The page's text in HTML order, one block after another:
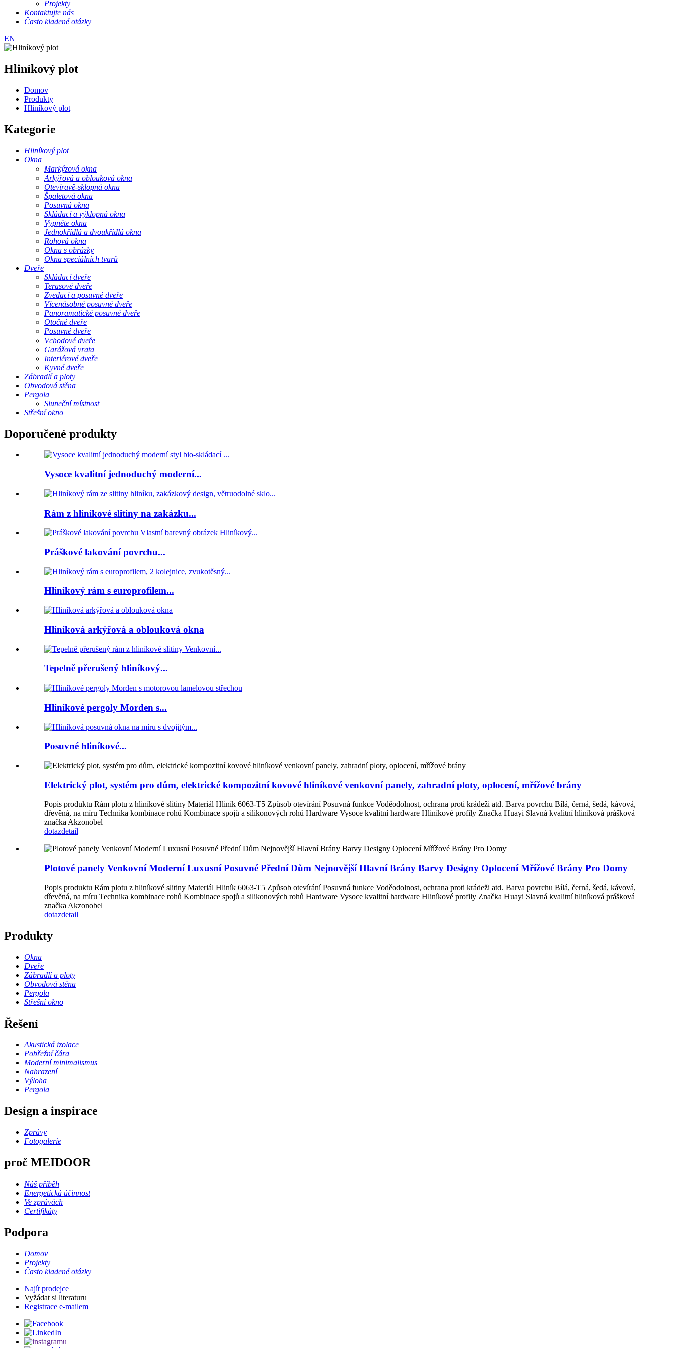
Projekty
Kontaktujte nás
Často kladené otázky
EN
Hliníkový plot
Domov
Produkty
Hliníkový plot
Kategorie
Hliníkový plot
Okna
Markýzová okna
Arkýřová a oblouková okna
Otevíravě-sklopná okna
Špaletová okna
Posuvná okna
Skládací a výklopná okna
Vypněte okna
Jednokřídlá a dvoukřídlá okna
Rohová okna
Okna s obrázky
Okna speciálních tvarů
Dveře
Skládací dveře
Terasové dveře
Zvedací a posuvné dveře
Vícenásobné posuvné dveře
Panoramatické posuvné dveře
Otočné dveře
Posuvné dveře
Vchodové dveře
Garážová vrata
Interiérové ​​dveře
Kyvné dveře
Zábradlí a ploty
Obvodová stěna
Pergola
Sluneční místnost
Střešní okno
Doporučené produkty
Vysoce kvalitní jednoduchý moderní...
Rám z hliníkové slitiny na zakázku...
Práškové lakování povrchu...
Hliníkový rám s europrofilem...
Hliníková arkýřová a oblouková okna
Tepelně přerušený hliníkový...
Hliníkové pergoly Morden s...
Posuvné hliníkové...
Elektrický plot, systém pro dům, elektrické kompozitní kovové hliníkové venkovní panely, zahradní ploty, oplocení, mřížové brány
Popis produktu Rám plotu z hliníkové slitiny Materiál Hliník 6063-T5 Způsob otevírání Posuvná funkce Voděodolnost, ochrana proti krádeži atd. Barva povrchu Bílá, černá, šedá, kávová,
dřevěná, na míru Technika kombinace rohů Kombinace spojů a silikonových rohů Hardware Vysoce kvalitní hardware Hliníkové profily Značka Huayi Slavná kvalitní hliníková prášková
značka Akzonobel
dotazdetail
Plotové panely Venkovní Moderní Luxusní Posuvné Přední Dům Nejnovější Hlavní Brány Barvy Designy Oplocení Mřížové Brány Pro Domy
Popis produktu Rám plotu z hliníkové slitiny Materiál Hliník 6063-T5 Způsob otevírání Posuvná funkce Voděodolnost, ochrana proti krádeži atd. Barva povrchu Bílá, černá, šedá, kávová,
dřevěná, na míru Technika kombinace rohů Kombinace spojů a silikonových rohů Hardware Vysoce kvalitní hardware Hliníkové profily Značka Huayi Slavná kvalitní hliníková prášková
značka Akzonobel
dotazdetail
Produkty
Okna
Dveře
Zábradlí a ploty
Obvodová stěna
Pergola
Střešní okno
Řešení
Akustická izolace
Pobřežní čára
Moderní minimalismus
Nahrazení
Výloha
Pergola
Design a inspirace
Zprávy
Fotogalerie
proč MEIDOOR
Náš příběh
Energetická účinnost
Ve zprávách
Certifikáty
Podpora
Domov
Projekty
Často kladené otázky
Najít prodejce
Vyžádat si literaturu
Registrace e-mailem